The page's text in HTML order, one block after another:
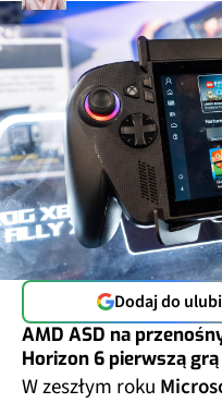
Dodaj do
AMD ASD na
Horizon 6 pierwszą grą
W zeszłym roku